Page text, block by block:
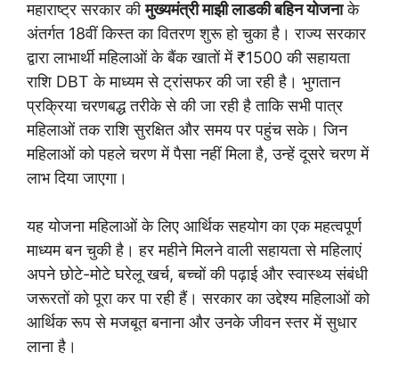
महाराष्ट्र सरकार कीमुख्यमंत्री माझी लाडकी बहिन योजनाके
अंतर्गत 18वीं किस्त का वितरण शुरू हो चुका है। राज्य सरकार
द्वारा लाभार्थी महिलाओं के बैंक खातों में ₹1500 की सहायता
राशि DBT के माध्यम से ट्रांसफर की जा रही है। भुगतान
प्रक्रिया चरणबद्ध तरीके से की जा रही है ताकि सभी पात्र
महिलाओं तक राशि सुरक्षित और समय पर पहुंच सके। जिन
महिलाओं को पहले चरण में पैसा नहीं मिला है, उन्हें दूसरे चरण में
लाभ दिया जाएगा।
यह योजना महिलाओं के लिए आर्थिक सहयोग का एक महत्वपूर्ण
माध्यम बन चुकी है। हर महीने मिलने वाली सहायता से महिलाएं
अपने छोटे-मोटे घरेलू खर्च, बच्चों की पढ़ाई और स्वास्थ्य संबंधी
जरूरतों को पूरा कर पा रही हैं। सरकार का उद्देश्य महिलाओं को
आर्थिक रूप से मजबूत बनाना और उनके जीवन स्तर में सुधार
लाना है।